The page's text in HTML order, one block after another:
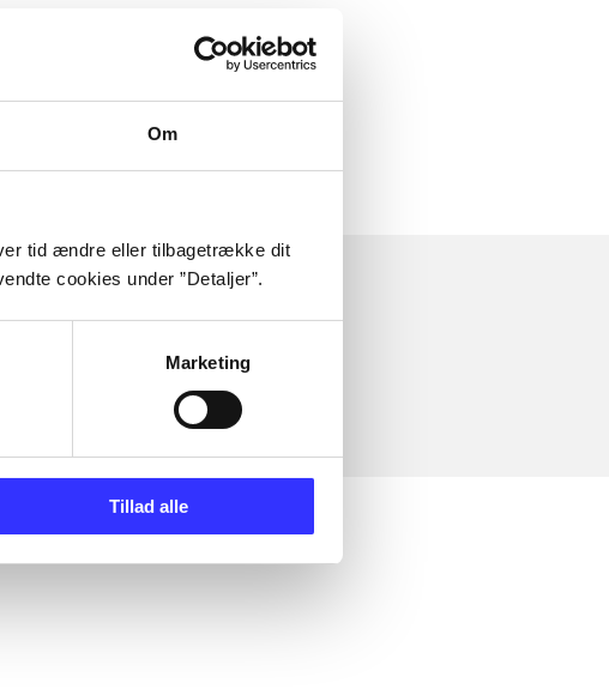
Om
tid ændre eller tilbagetrække dit
cookies under ”Detaljer”.
Marketing
Tillad alle